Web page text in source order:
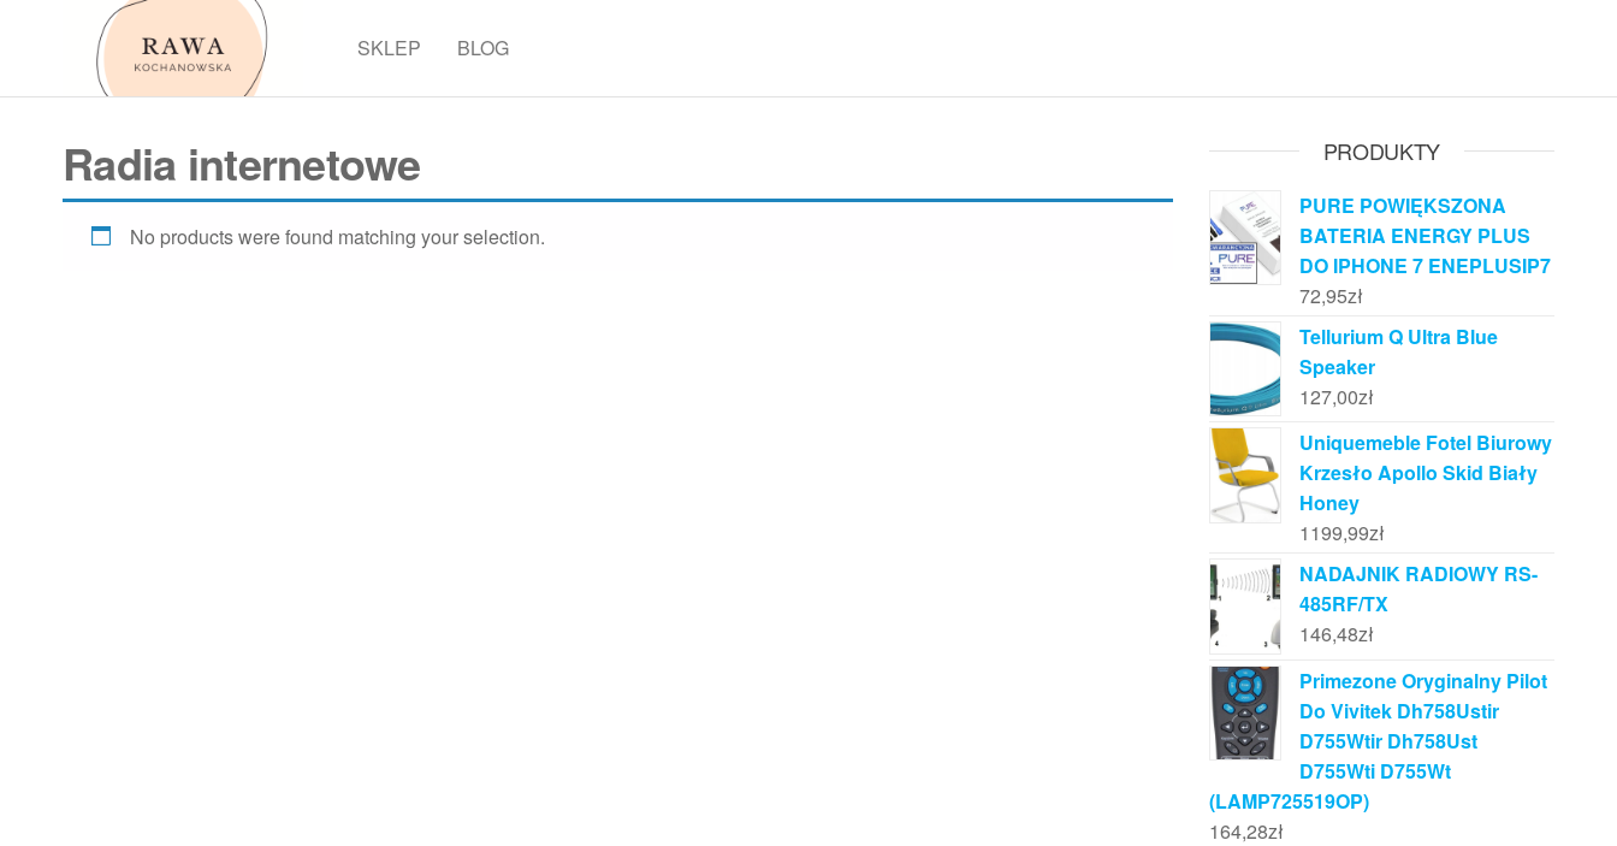
SKLEP BLOG
Radia internetowe
No products were found matching your selection.
PRODUKTY
PURE POWIĘKSZONA
BATERIA ENERGY PLUS
DO IPHONE 7 ENEPLUSIP7
72,95zł
Tellurium Q Ultra Blue
Speaker
127,00zł
Uniquemeble Fotel Biurowy
Krzesło Apollo Skid Biały
Honey
1199,99zł
NADAJNIK RADIOWY RS-
485RF/TX
146,48zł
Primezone Oryginalny Pilot
Do Vivitek Dh758Ustir
D755Wtir Dh758Ust
D755Wti D755Wt
(LAMP725519OP)
164,28zł